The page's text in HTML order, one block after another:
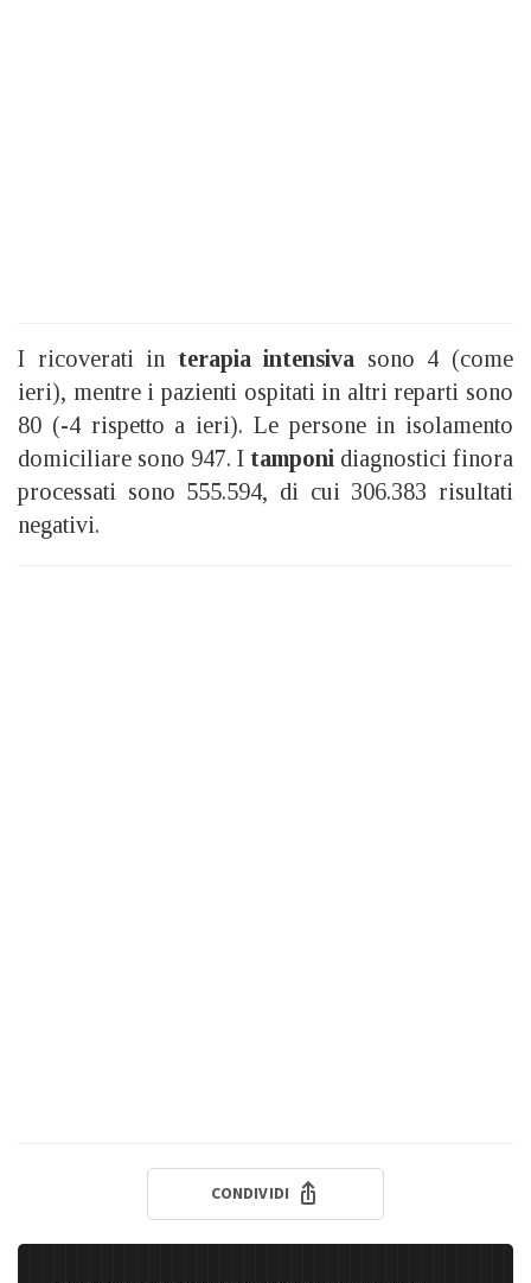
I ricoverati in terapia intensiva sono 4 (come
ieri), mentre i pazienti ospitati in altri reparti sono
80 (-4 rispetto a ieri). Le persone in isolamento
domiciliare sono 947. I tamponi diagnostici finora
processati sono 555.594, di cui 306.383 risultati
negativi.
CONDIVIDI